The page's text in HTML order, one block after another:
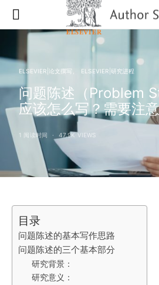
ELSEVIER|论文撰写 ELSEVIER|研究进程
问题陈述（Problem
应该怎么写？需要注
1 阅读时间 47.9K VIEWS
目录
问题陈述的基本写作思路
问题陈述的三个基本部分
研究背景：
研究意义：